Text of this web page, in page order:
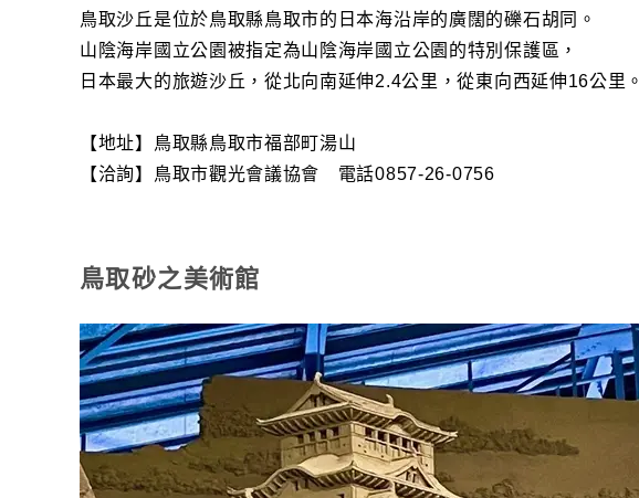
鳥取沙丘是位於鳥取縣鳥取市的日本海沿岸的廣闊的礫石胡同。
山陰海岸國立公園被指定為山陰海岸國立公園的特別保護區，
日本最大的旅遊沙丘，從北向南延伸2.4公里，從東向西延伸16公里。
【地址】鳥取縣鳥取市福部町湯山
【洽詢】鳥取市觀光會議協會 電話0857-26-0756
鳥取砂之美術館